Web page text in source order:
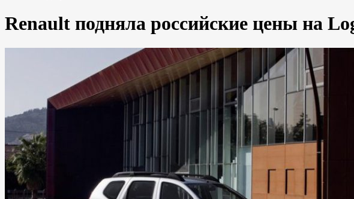
Renault подняла российские цены на